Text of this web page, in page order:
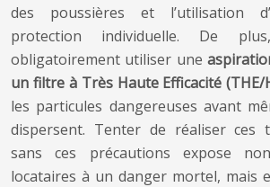
des poussières et l’utilisation
protection individuelle. De
obligatoirement utiliser une
un filtre à Très Haute Efficacité (THE/
les particules dangereuses avant
dispersent. Tenter de réaliser ces
sans ces précautions expose
locataires à un danger mortel, mais